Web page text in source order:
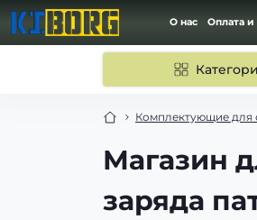
О нас Оплата и
Комплектующие для
Магазин
заряда